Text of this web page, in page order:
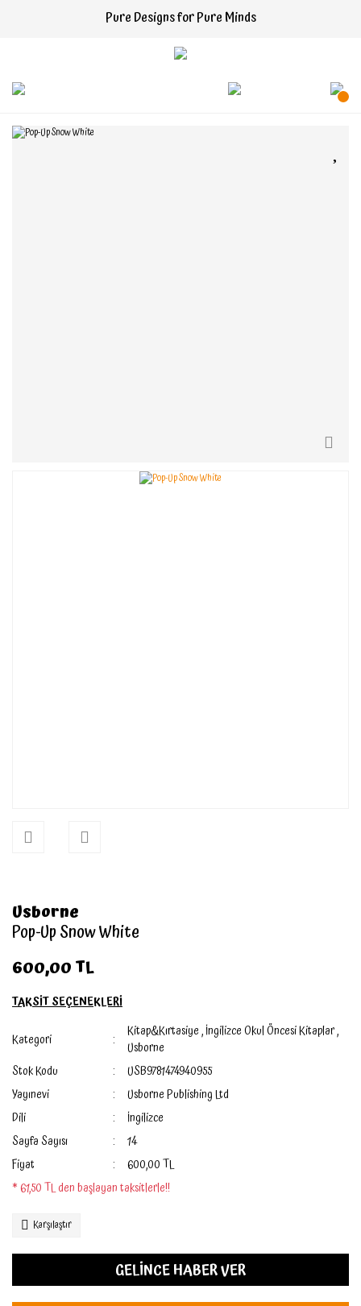
Pure Designs for Pure Minds
Usborne
Pop-Up Snow White
600,00 TL
TAKSİT SEÇENEKLERİ
Kategori Kitap&Kırtasiye,İngilizce Okul Öncesi Kitaplar,
Usborne
Stok Kodu
USB9781474940955
Yayınevi
Usborne Publishing Ltd
Dili
İngilizce
Sayfa Sayısı
14
Fiyat
600,00 TL
* 61,50 TL den başlayan taksitlerle!!
Karşılaştır
GELİNCE HABER VER